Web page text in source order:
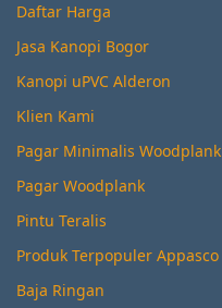
Daftar Harga
Jasa Kanopi Bogor
Kanopi uPVC Alderon
Klien Kami
Pagar Minimalis Woodplank
Pagar Woodplank
Pintu Teralis
Produk Terpopuler Appasco
Baja Ringan